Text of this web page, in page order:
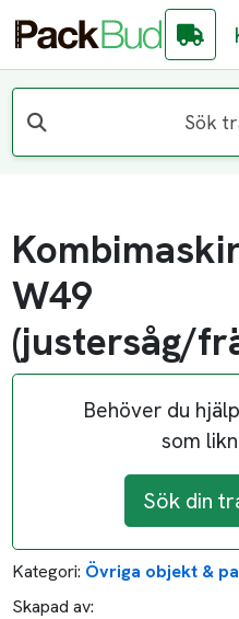
Sök
W49
(justersåg/
Behöver du
som
Sök din
Kategori: Övriga objekt &
Skapad av: